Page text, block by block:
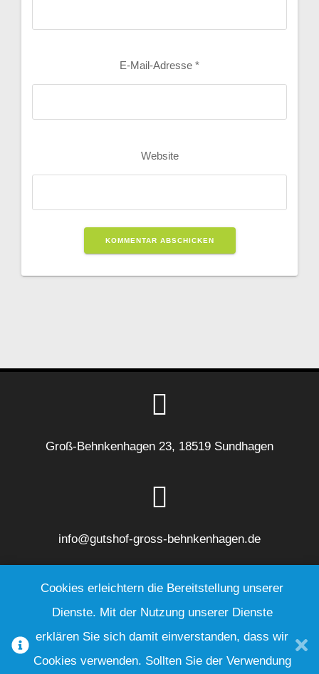
E-Mail-Adresse *
Website
Groß-Behnkenhagen 23, 18519 Sundhagen
info@gutshof-gross-behnkenhagen.de
03 83 28 - 59 88 10
Cookies erleichtern die Bereitstellung unserer
Dienste. Mit der Nutzung unserer Dienste
erklären Sie sich damit einverstanden, dass wir
Cookies verwenden. Sollten Sie der Verwendung